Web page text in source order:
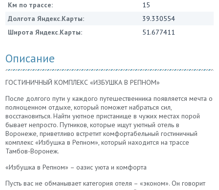
Км по трассе:
15
Долгота Яндекс.Карты:
39.330554
Широта Яндекс.Карты:
51.677411
Описание
ГОСТИНИЧНЫЙ КОМПЛЕКС «ИЗБУШКА В РЕПНОМ»
После долгого пути у каждого путешественника появляется мечта о
полноценном отдыхе, который поможет набраться сил,
восстановиться. Найти уютное пристанище в чужих местах порой
бывает непросто. Путников, которые ищут уютный отель в
Воронеже, приветливо встретит комфортабельный гостиничный
комплекс «Избушка в Репном», который находится на трассе
Тамбов-Воронеж.
«Избушка в Репном» – оазис уюта и комфорта
Пусть вас не обманывает категория отеля – «эконом». Он говорит